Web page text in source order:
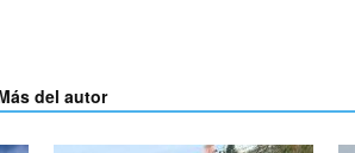
del autor